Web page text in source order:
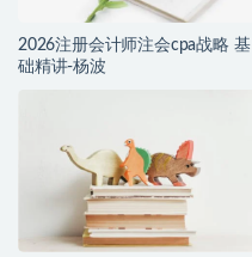
2026注册会计师注会cpa战略 基
础精讲-杨波